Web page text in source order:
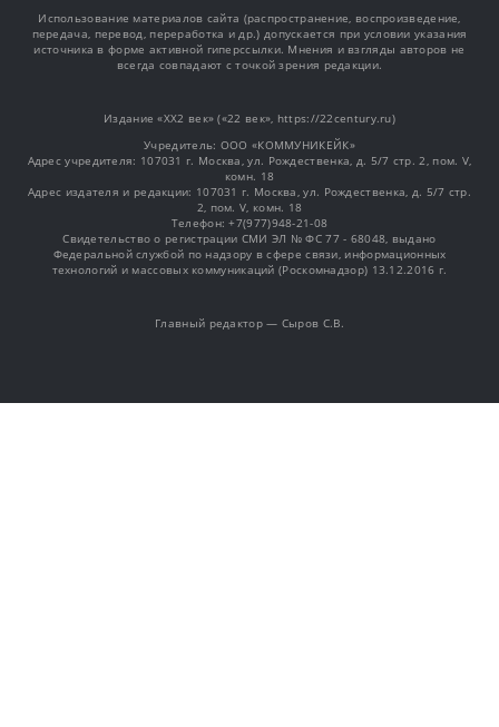
Использование материалов сайта (распространение, воспроизведение,
передача, перевод, переработка и др.) допускается при условии указания
источника в форме активной гиперссылки. Мнения и взгляды авторов не
всегда совпадают с точкой зрения редакции.
Издание «XX2 век» («22 век», https://22century.ru)
Учредитель: OOO «КОММУНИКЕЙК»
Адрес учредителя: 107031 г. Москва, ул. Рождественка, д. 5/7 стр. 2, пом. V,
комн. 18
Адрес издателя и редакции: 107031 г. Москва, ул. Рождественка, д. 5/7 стр.
2, пом. V, комн. 18
Телефон: +7(977)948-21-08
Свидетельство о регистрации СМИ ЭЛ № ФС 77 - 68048, выдано
Федеральной службой по надзору в сфере связи, информационных
технологий и массовых коммуникаций (Роскомнадзор) 13.12.2016 г.
Главный редактор — Сыров С.В.